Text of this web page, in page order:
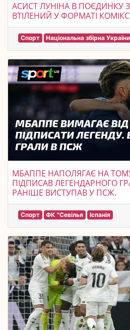
АСИСТ ЛУНІНА В ПОЄДИНКУ
ВТІЛЕНИЙ У ФОРМАТІ
Спорт Національна збірна
МБАППЕ НАПОЛЯГАЄ НА
ПІДПИСАВ ЛЕГЕНДАРНОГО
РАНІШЕ ВИСТУПАВ У ПСЖ.
Спорт ФК "Севілья Іспанія